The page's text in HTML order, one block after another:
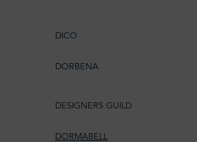
DICO
DORBENA
DESIGNERS GUILD
DORMABELL